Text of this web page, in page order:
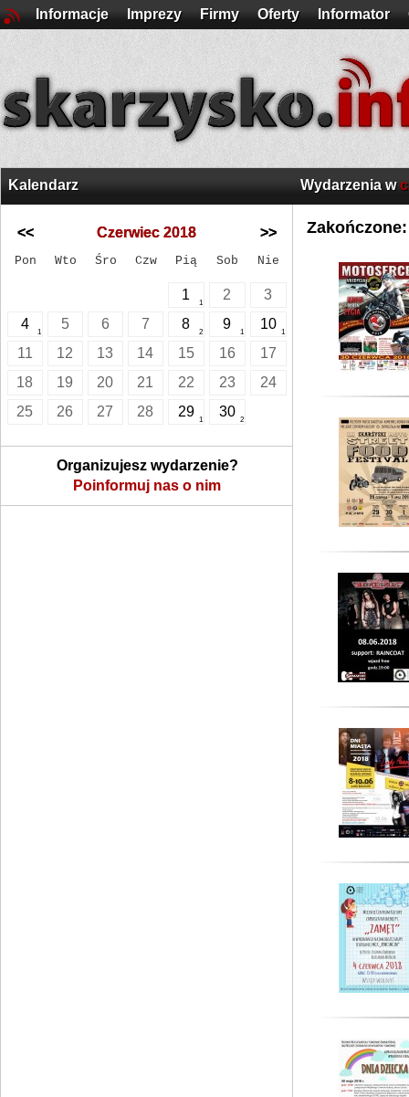
Informacje Imprezy Firmy Oferty Informator
Kalendarz
<< Czerwiec 2018 >>
Pon Wto Śro Czw Pią Sob Nie
1
1
2
3
4
1
5 6 7 8
2
9
1
10
1
11 12 13 14 15 16
17
18
19 20 21 22 23
24
25
26 27 28 29
1
30
2
Organizujesz wydarzenie?
Poinformuj nas o nim
Wydarzenia w
Zakończone: